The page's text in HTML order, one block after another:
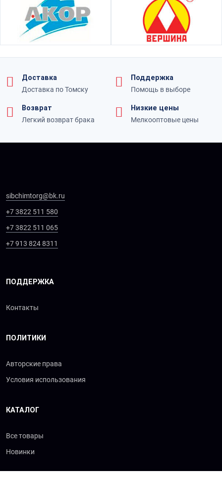
Доставка
Доставка по Томску
Поддержка
Помощь в выборе
Возврат
Легкий возврат брака
Низкие цены
Мелкооптовые цены
sibchimtorg@bk.ru
+7 3822 511 580
+7 3822 511 065
+7 913 824 8311
ПОДДЕРЖКА
Контакты
ПОЛИТИКИ
Авторские права
Условия использования
КАТАЛОГ
Все товары
Новинки